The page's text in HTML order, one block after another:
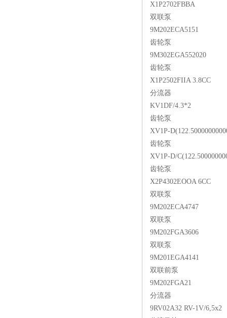
X1P2702FBBA
双联泵
9M202ECA5151
齿轮泵
9M302EGA552020
齿轮泵
X1P2502FIIA 3.8CC
分流器
KV1DF/4.3*2
齿轮泵
XV1P-
齿轮泵
XV1P-D/
齿轮泵
X2P4302EOOA 6CC
双联泵
9M202ECA4747
双联泵
9M202FGA3606
双联泵
9M201EGA4141
双联前泵
9M202FGA21
分流器
9RV02A32 RV-1V/6,5x2